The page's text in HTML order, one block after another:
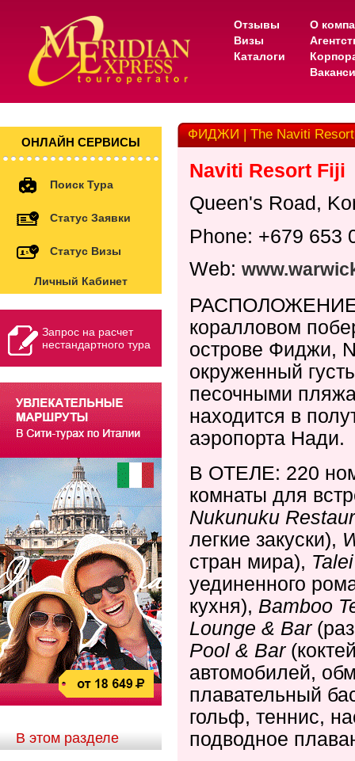
Отзывы
Визы
Каталоги
О
ОНЛАЙН СЕРВИСЫ
Поиск Тура
Статус Заявки
Статус Визы
Личный Кабинет
Запрос на расчет
нестандартного тура
В этом разделе
ФИДЖИ | The Naviti Resort
Naviti Resort Fiji
Queen's Road,
Phone: +679 653
Web:
РАСПОЛОЖЕНИЕ:
коралловом
острове Фиджи,
окруженный
песочными
находится в
аэропорта Нади.
В ОТЕЛЕ: 220
комнаты для
Nukunuku
легкие закуски),
стран мира), Talei
уединенного
кухня), Bamboo
Lounge & Bar
Pool & Bar
автомобилей,
плавательный
гольф, теннис,
подводное